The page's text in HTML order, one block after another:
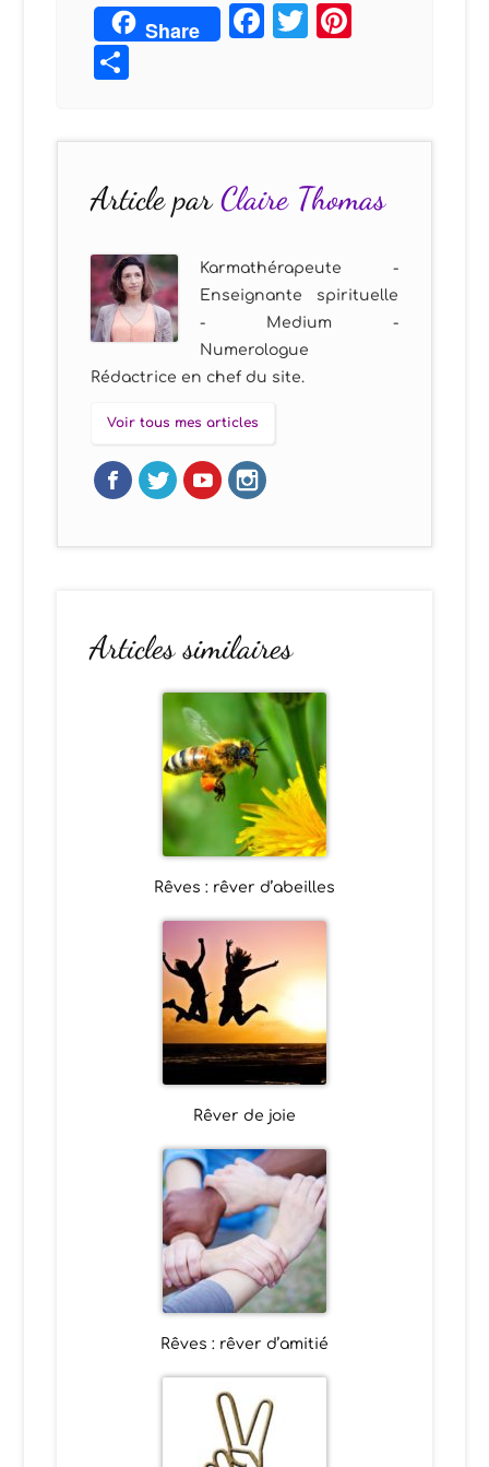
Share Facebook
Twitter
Article parClaire Thomas
Karmathérapeute -
Enseignante spirituelle
- Medium -
Numerologue
Rédactrice en chef du site.
Voir tous mes articles
Articles similaires
Rêves : rêver d’abeilles
Rêver de joie
Rêves : rêver d’amitié